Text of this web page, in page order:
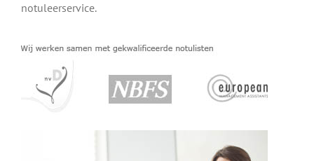
notuleerservice.